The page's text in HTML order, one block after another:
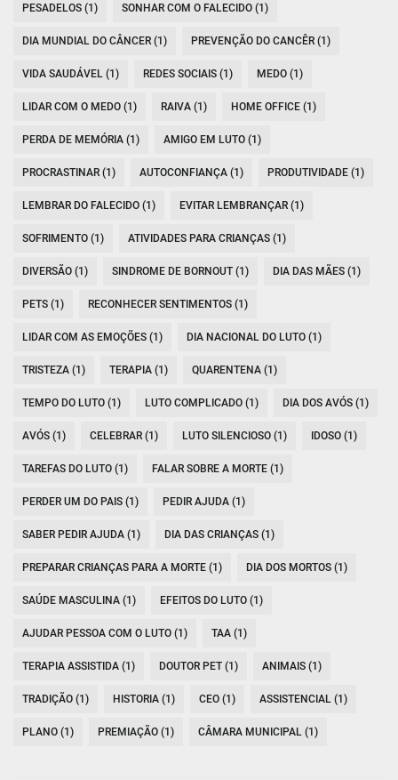
PESADELOS (1) SONHAR COM O FALECIDO (1)
DIA MUNDIAL DO CÂNCER (1) PREVENÇÃO DO CANCÊR (1)
VIDA SAUDÁVEL (1) REDES SOCIAIS (1) MEDO (1)
LIDAR COM O MEDO (1) RAIVA (1) HOME OFFICE (1)
PERDA DE MEMÓRIA (1) AMIGO EM LUTO (1)
PROCRASTINAR (1) AUTOCONFIANÇA (1) PRODUTIVIDADE (1)
LEMBRAR DO FALECIDO (1) EVITAR LEMBRANÇAR (1)
SOFRIMENTO (1) ATIVIDADES PARA CRIANÇAS (1)
DIVERSÃO (1) SINDROME DE BORNOUT (1) DIA DAS MÃES (1)
PETS (1) RECONHECER SENTIMENTOS (1)
LIDAR COM AS EMOÇÕES (1) DIA NACIONAL DO LUTO (1)
TRISTEZA (1) TERAPIA (1) QUARENTENA (1)
TEMPO DO LUTO (1) LUTO COMPLICADO (1) DIA DOS AVÓS (1)
AVÓS (1) CELEBRAR (1) LUTO SILENCIOSO (1) IDOSO (1)
TAREFAS DO LUTO (1) FALAR SOBRE A MORTE (1)
PERDER UM DO PAIS (1) PEDIR AJUDA (1)
SABER PEDIR AJUDA (1) DIA DAS CRIANÇAS (1)
PREPARAR CRIANÇAS PARA A MORTE (1) DIA DOS MORTOS (1)
SAÚDE MASCULINA (1) EFEITOS DO LUTO (1)
AJUDAR PESSOA COM O LUTO (1) TAA (1)
TERAPIA ASSISTIDA (1) DOUTOR PET (1) ANIMAIS (1)
TRADIÇÃO (1) HISTORIA (1) CEO (1) ASSISTENCIAL (1)
PLANO (1) PREMIAÇÃO (1) CÂMARA MUNICIPAL (1)